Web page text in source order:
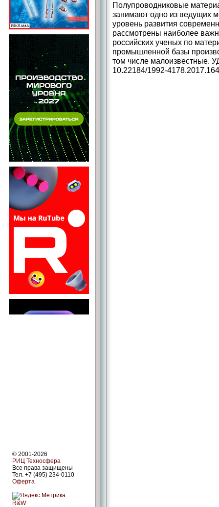
© 2001-2026
РИЦ Техносфера
Все права защищены
Тел. +7 (495) 234-0110
Оферта
R&W
Полупроводниковые
занимают одно из ведущих
уровень развития
рассмотрены наиболее
российских ученых по
промышленной базы
том числе малоизвестные.
10.22184/1992-